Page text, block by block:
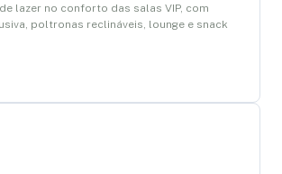
lazer no conforto das salas VIP, com
poltronas reclináveis, lounge e snack